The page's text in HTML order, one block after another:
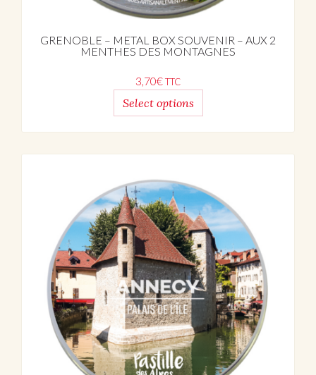
GRENOBLE – METAL BOX SOUVENIR – AUX 2
MENTHES DES MONTAGNES
3,70€TTC
Select options